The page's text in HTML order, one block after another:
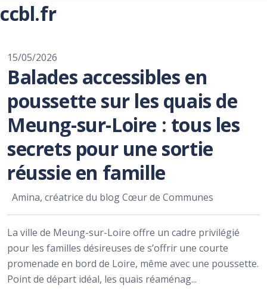
ccbl.fr
15/05/2026
Balades accessibles en
poussette sur les quais de
Meung-sur-Loire : tous les
secrets pour une sortie
réussie en famille
Amina, créatrice du blog Cœur de Communes
La ville de Meung-sur-Loire offre un cadre privilégié
pour les familles désireuses de s’offrir une courte
promenade en bord de Loire, même avec une poussette.
Point de départ idéal, les quais réaménag...